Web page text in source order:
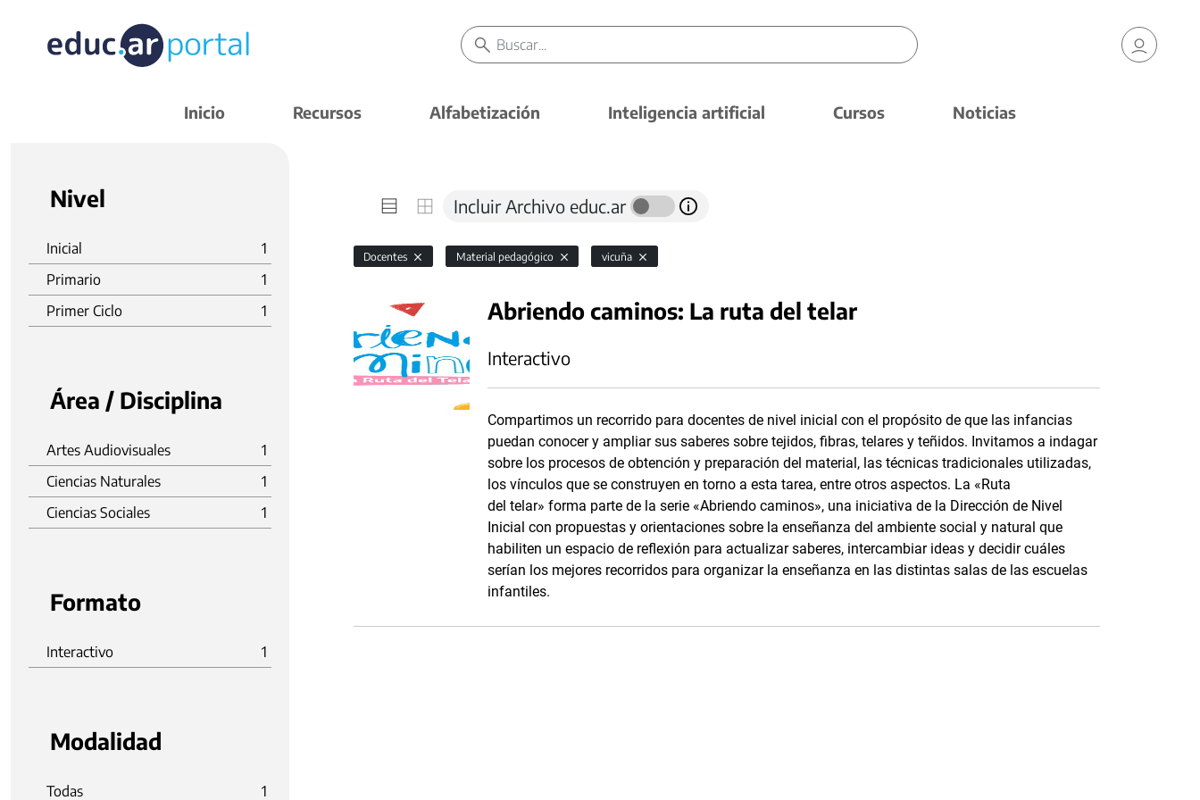
Inicio Recursos Alfabetización Inteligencia artificial Cursos Noticias
Nivel
Inicial
1
Primario
1
Primer Ciclo
1
Área / Disciplina
Artes Audiovisuales
1
Ciencias Naturales
1
Ciencias Sociales
1
Formato
Interactivo 1
Modalidad
Todas 1
Incluir Archivo educ.ar
Docentes Material pedagógico vicuña
Abriendo caminos: La ruta del telar
Interactivo
Compartimos un recorrido para docentes de nivel inicial con el propósito de que las infancias
puedan conocer y ampliar sus saberes sobre tejidos, fibras, telares y teñidos. Invitamos a indagar
sobre los procesos de obtención y preparación del material, las técnicas tradicionales utilizadas,
los vínculos que se construyen en torno a esta tarea, entre otros aspectos. La «Ruta
del telar» forma parte de la serie «Abriendo caminos», una iniciativa de la Dirección de Nivel
Inicial con propuestas y orientaciones sobre la enseñanza del ambiente social y natural que
habiliten un espacio de reflexión para actualizar saberes, intercambiar ideas y decidir cuáles
serían los mejores recorridos para organizar la enseñanza en las distintas salas de las escuelas
infantiles.